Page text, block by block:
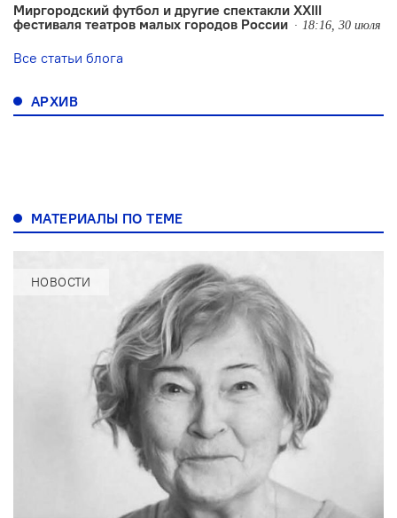
Миргородский футбол и другие спектакли XXIII
фестиваля театров малых городов России
18:16, 30 июля
Все статьи блога
АРХИВ
МАТЕРИАЛЫ ПО ТЕМЕ
НОВОСТИ